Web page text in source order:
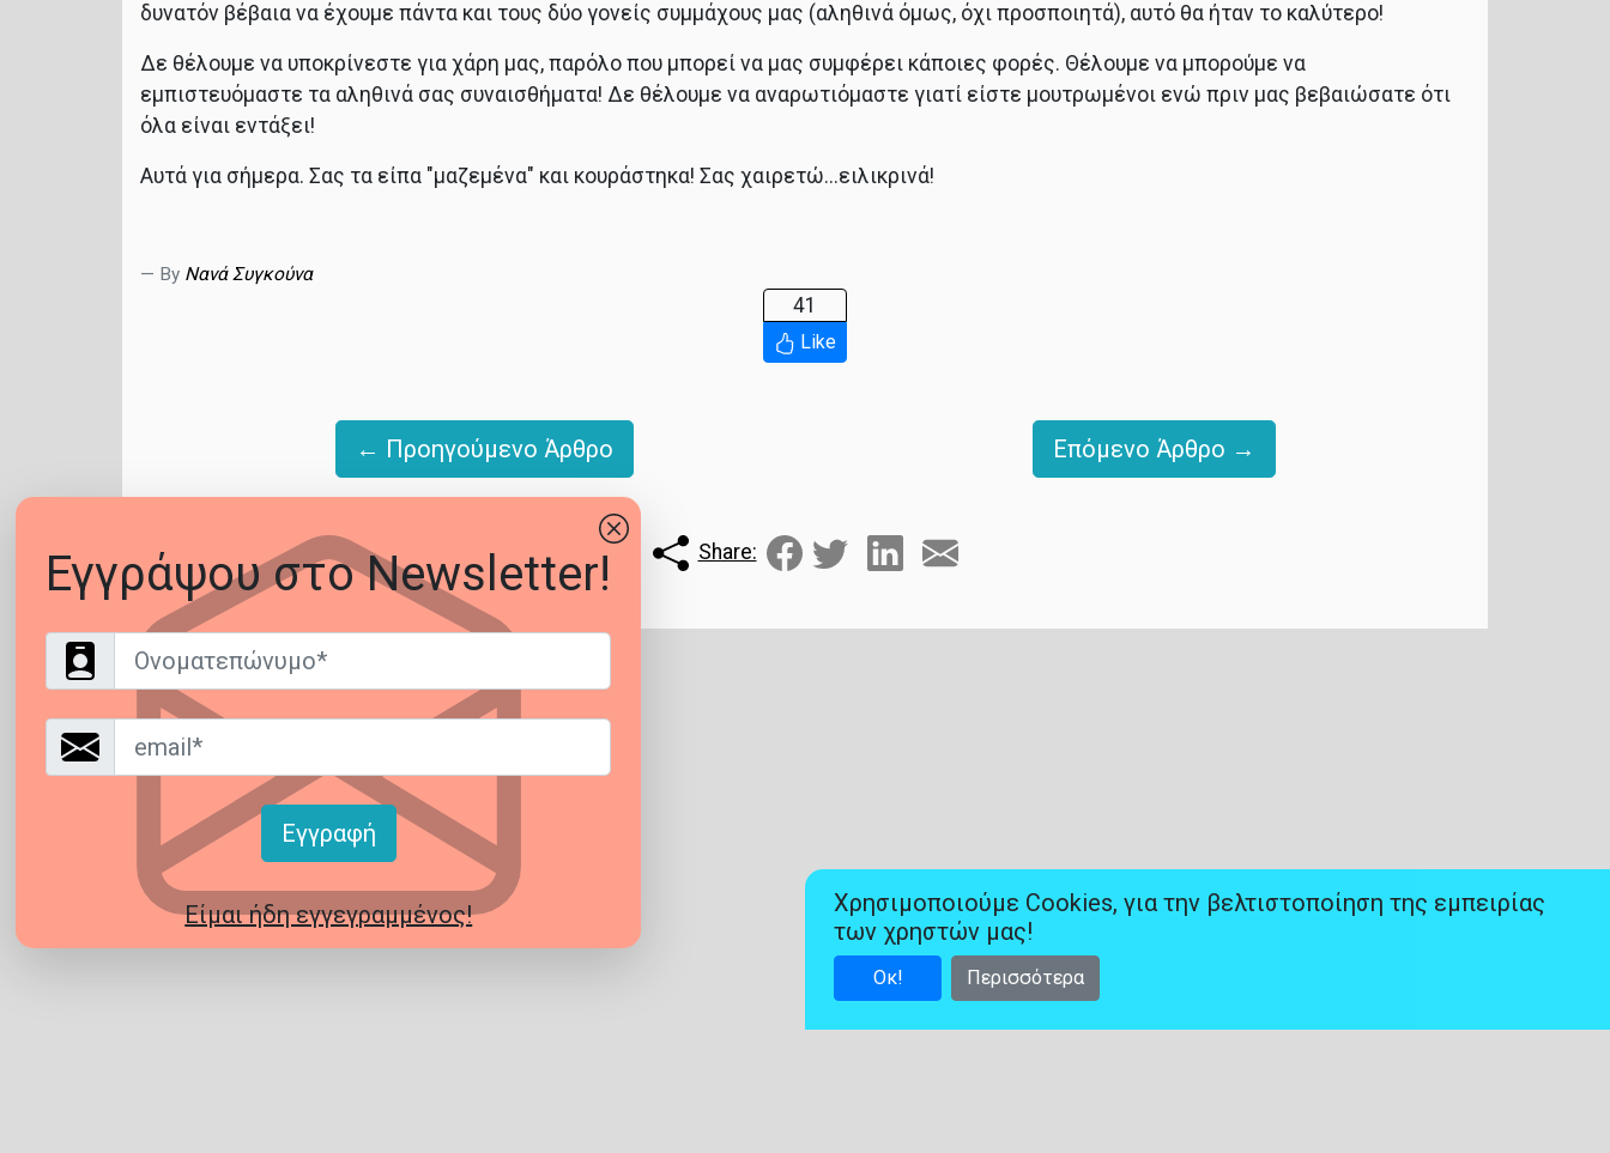
δυνατόν βέβαια να έχουμε πάντα και τους δύο γονείς συμμάχους μας (αληθινά όμως, όχι προσποιητά), αυτό θα ήταν το καλύτερο!
Δε θέλουμε να υποκρίνεστε για χάρη μας, παρόλο που μπορεί να μας συμφέρει κάποιες φορές. Θέλουμε να μπορούμε να
εμπιστευόμαστε τα αληθινά σας συναισθήματα! Δε θέλουμε να αναρωτιόμαστε γιατί είστε μουτρωμένοι ενώ πριν μας βεβαιώσατε ότι
όλα είναι εντάξει!
Αυτά για σήμερα. Σας τα είπα "μαζεμένα" και κουράστηκα! Σας χαιρετώ...ειλικρινά!
By Νανά Συγκούνα
41
Like
← Προηγούμενο Άρθρο Επόμενο Άρθρο →
Share:
Χρησιμοποιούμε Cookies, για την βελτιστοποίηση της εμπειρίας
των χρηστών μας!
Οκ! Περισσότερα
Εγγράψου στο Newsletter!
Όνομα
Email*
Εγγραφή
Είμαι ήδη εγγεγραμμένος!